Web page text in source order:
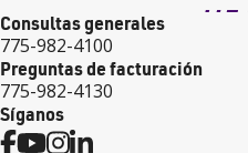
Consultas generales
775-982-4100
Preguntas de facturación
775-982-4130
Síganos